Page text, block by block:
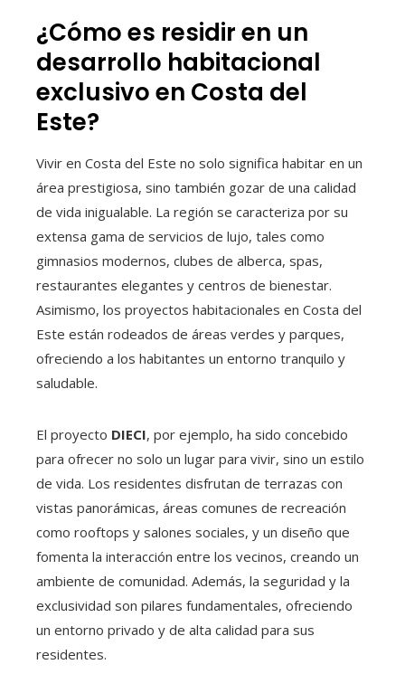
¿Cómo es residir en un
desarrollo habitacional
exclusivo en Costa del
Este?
Vivir en Costa del Este no solo significa habitar en un
área prestigiosa, sino también gozar de una calidad
de vida inigualable. La región se caracteriza por su
extensa gama de servicios de lujo, tales como
gimnasios modernos, clubes de alberca, spas,
restaurantes elegantes y centros de bienestar.
Asimismo, los proyectos habitacionales en Costa del
Este están rodeados de áreas verdes y parques,
ofreciendo a los habitantes un entorno tranquilo y
saludable.
El proyecto DIECI, por ejemplo, ha sido concebido
para ofrecer no solo un lugar para vivir, sino un estilo
de vida. Los residentes disfrutan de terrazas con
vistas panorámicas, áreas comunes de recreación
como rooftops y salones sociales, y un diseño que
fomenta la interacción entre los vecinos, creando un
ambiente de comunidad. Además, la seguridad y la
exclusividad son pilares fundamentales, ofreciendo
un entorno privado y de alta calidad para sus
residentes.